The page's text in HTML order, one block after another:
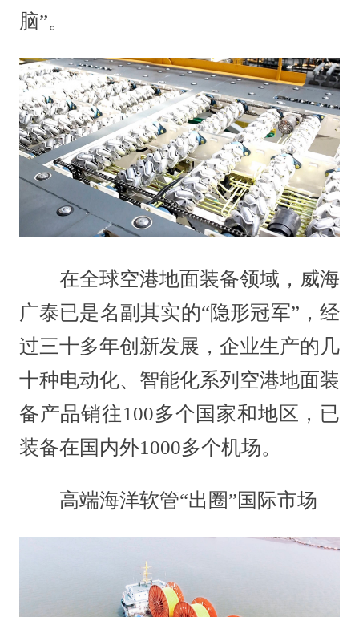
脑”。
在全球空港地面装备领域，威海
广泰已是名副其实的“隐形冠军”，经
过三十多年创新发展，企业生产的几
十种电动化、智能化系列空港地面装
备产品销往100多个国家和地区，已
装备在国内外1000多个机场。
高端海洋软管“出圈”国际市场